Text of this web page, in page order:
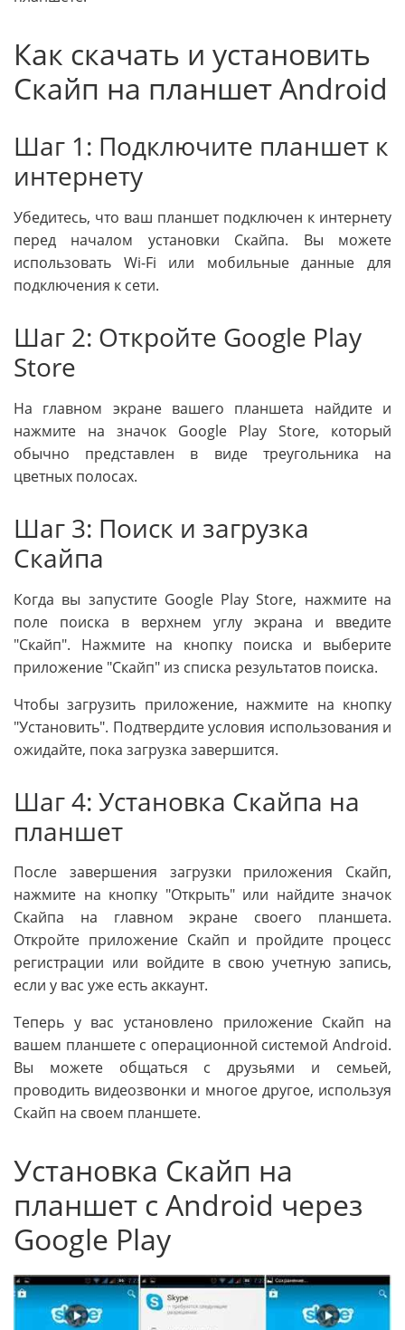
Как скачать и установить
Скайп на планшет Android
Шаг 1: Подключите планшет к
интернету
Убедитесь, что ваш планшет подключен к интернету
перед началом установки Скайпа. Вы можете
использовать Wi-Fi или мобильные данные для
подключения к сети.
Шаг 2: Откройте Google Play
Store
На главном экране вашего планшета найдите и
нажмите на значок Google Play Store, который
обычно представлен в виде треугольника на
цветных полосах.
Шаг 3: Поиск и загрузка
Скайпа
Когда вы запустите Google Play Store, нажмите на
поле поиска в верхнем углу экрана и введите
"Скайп". Нажмите на кнопку поиска и выберите
приложение "Скайп" из списка результатов поиска.
Чтобы загрузить приложение, нажмите на кнопку
"Установить". Подтвердите условия использования и
ожидайте, пока загрузка завершится.
Шаг 4: Установка Скайпа на
планшет
После завершения загрузки приложения Скайп,
нажмите на кнопку "Открыть" или найдите значок
Скайпа на главном экране своего планшета.
Откройте приложение Скайп и пройдите процесс
регистрации или войдите в свою учетную запись,
если у вас уже есть аккаунт.
Теперь у вас установлено приложение Скайп на
вашем планшете с операционной системой Android.
Вы можете общаться с друзьями и семьей,
проводить видеозвонки и многое другое, используя
Скайп на своем планшете.
Установка Скайп на
планшет с Android через
Google Play